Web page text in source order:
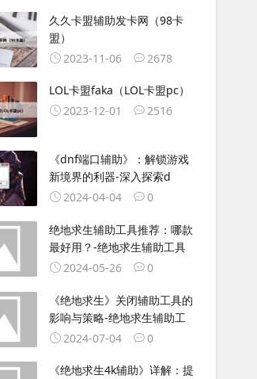
久久卡盟辅助发卡网（98卡
盟）
2023-11-06
2678
LOL卡盟faka（LOL卡盟pc）
2023-12-01
2516
《dnf端口辅助》：解锁游戏
新境界的利器-深入探索d
2024-04-04
0
绝地求生辅助工具推荐：哪款
最好用？-绝地求生辅助工具
2024-05-26
0
《绝地求生》关闭辅助工具的
影响与策略-绝地求生辅助工
2024-07-04
0
《绝地求生4k辅助》详解：提